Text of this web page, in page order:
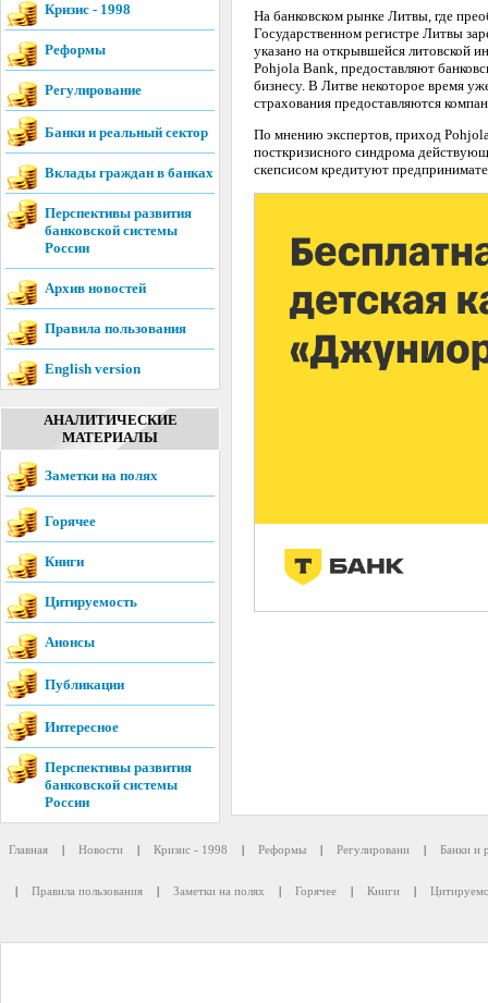
Кризис - 1998
Реформы
Регулирование
Банки и реальный сектор
Вклады граждан в банках
Перспективы развития
банковской системы
России
Архив новостей
Правила пользования
English version
АНАЛИТИЧЕСКИЕ
МАТЕРИАЛЫ
Заметки на полях
Горячее
Книги
Цитируемость
Анонсы
Публикации
Интересное
Перспективы развития
банковской системы
России
На банковском рынке Литвы, где
Государственном регистре Литвы
указано на открывшейся литовской
Pohjola Bank, предоставляют
бизнесу. В Литве некоторое время
страхования предоставляются
По мнению экспертов, приход Pohjola
посткризисного синдрома
скепсисом кредитуют
Главная | Новости | Кризис - 1998 | Реформы | Регулировани | Банки и
| Правила пользования | Заметки на полях | Горячее | Книги |